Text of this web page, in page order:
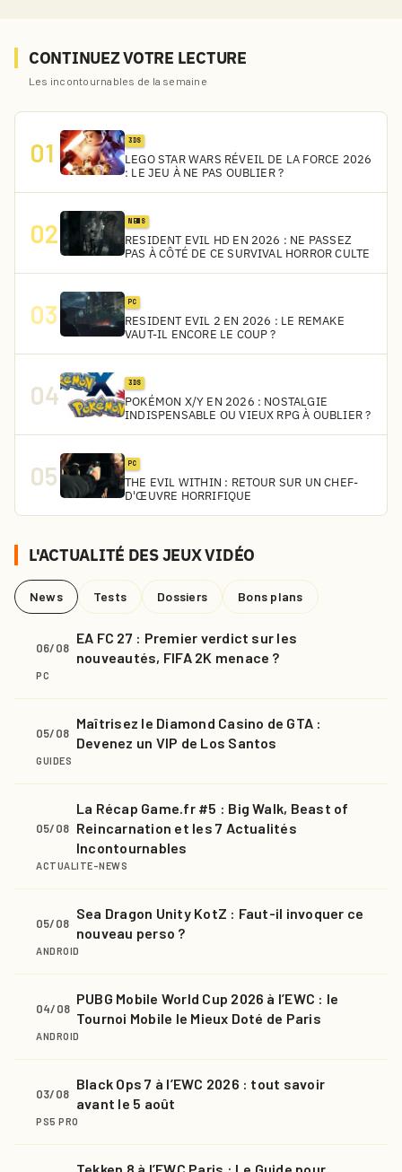
CONTINUEZ VOTRE LECTURE
Les incontournables de la semaine
01 3DS
LEGO STAR WARS RÉVEIL DE LA FORCE 2026
: LE JEU À NE PAS OUBLIER ?
02 NEWS
RESIDENT EVIL HD EN 2026 : NE PASSEZ
PAS À CÔTÉ DE CE SURVIVAL HORROR CULTE
03 PC
RESIDENT EVIL 2 EN 2026 : LE REMAKE
VAUT-IL ENCORE LE COUP ?
04 3DS
POKÉMON X/Y EN 2026 : NOSTALGIE
INDISPENSABLE OU VIEUX RPG À OUBLIER ?
05 PC
THE EVIL WITHIN : RETOUR SUR UN CHEF-
D'ŒUVRE HORRIFIQUE
L'ACTUALITÉ DES JEUX VIDÉO
News Tests Dossiers Bons plans
06/08
EA FC 27 : Premier verdict sur les
nouveautés, FIFA 2K menace ?
PC
05/08
Maîtrisez le Diamond Casino de GTA :
Devenez un VIP de Los Santos
GUIDES
05/08
La Récap Game.fr #5 : Big Walk, Beast of
Reincarnation et les 7 Actualités
Incontournables
ACTUALITE-NEWS
05/08
Sea Dragon Unity KotZ : Faut-il invoquer ce
nouveau perso ?
ANDROID
04/08
PUBG Mobile World Cup 2026 à l’EWC : le
Tournoi Mobile le Mieux Doté de Paris
ANDROID
03/08
Black Ops 7 à l’EWC 2026 : tout savoir
avant le 5 août
PS5 PRO